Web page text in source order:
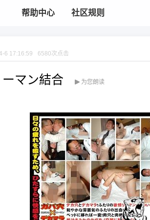
帮助中心 社区规则
6 17:16:59 6580次点击
マン結合 为您朗读